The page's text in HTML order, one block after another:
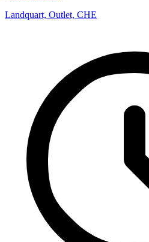
Landquart, Outlet, CHE